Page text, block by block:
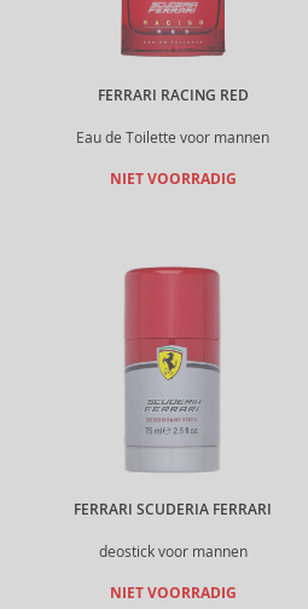
FERRARI RACING RED
Eau de Toilette voor mannen
NIET VOORRADIG
FERRARI SCUDERIA FERRARI
deostick voor mannen
NIET VOORRADIG